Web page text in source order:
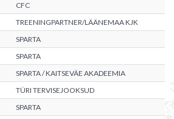
CFC
TREENINGPARTNER/LÄÄNEMAA KJK
SPARTA
SPARTA
SPARTA / KAITSEVÄE AKADEEMIA
TÜRI TERVISEJOOKSUD
SPARTA